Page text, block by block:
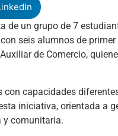
de un grupo de 7
seis alumnos de primer
de Comercio,
con capacidades
iniciativa, orientada a
y comunitaria.